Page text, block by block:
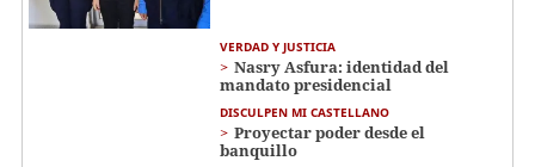
VERDAD Y JUSTICIA
Nasry Asfura: identidad del
mandato presidencial
DISCULPEN MI CASTELLANO
Proyectar poder desde el
banquillo